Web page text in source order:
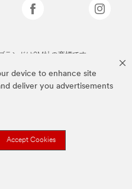
device to enhance site
deliver you advertisements
Accept Cookies
ランドは3M社の商標です。